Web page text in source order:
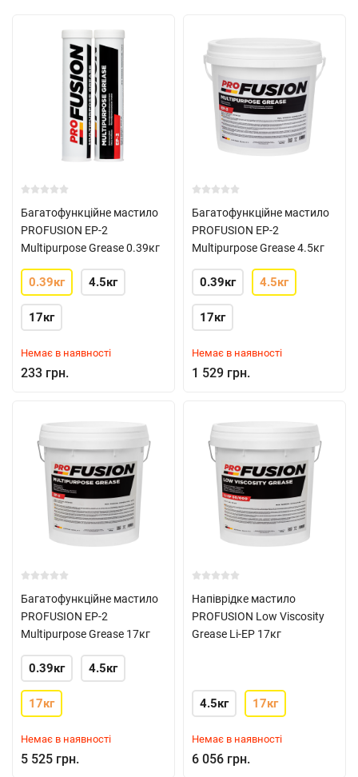
Багатофункційне мастило
PROFUSION EP-2
Multipurpose Grease 0.39кг
0.39кг 4.5кг
17кг
Немає в наявності
233 грн.
Багатофункційне мастило
PROFUSION EP-2
Multipurpose Grease 4.5кг
0.39кг 4.5кг
17кг
Немає в наявності
1 529 грн.
Багатофункційне мастило
PROFUSION EP-2
Multipurpose Grease 17кг
0.39кг 4.5кг
17кг
Немає в наявності
5 525 грн.
Напіврідке мастило
PROFUSION Low Viscosity
Grease Li-EP 17кг
4.5кг 17кг
Немає в наявності
6 056 грн.